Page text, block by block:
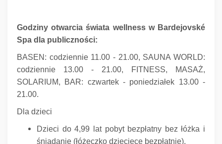
Godziny otwarcia świata wellness w Bardejovské
Spa dla publiczności:
BASEN: codziennie 11.00 - 21.00, SAUNA WORLD:
codziennie 13.00 - 21.00, FITNESS, MASAŻ,
SOLARIUM, BAR: czwartek - poniedziałek 13.00 -
21.00.
Dla dzieci
Dzieci do 4,99 lat pobyt bezpłatny bez łóżka i
śniadanie (łóżeczko dziecięce bezpłatnie).